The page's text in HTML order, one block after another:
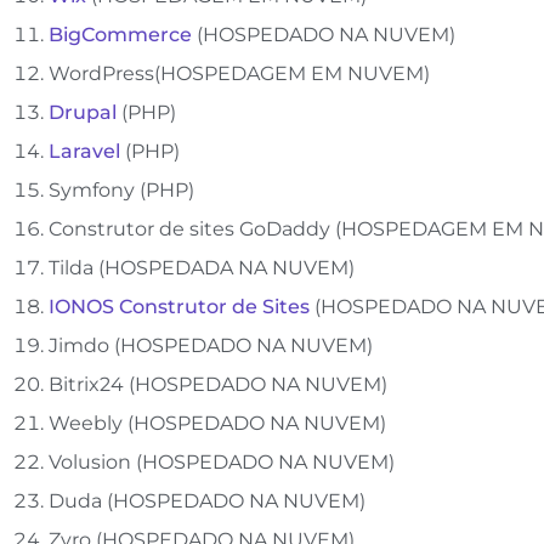
BigCommerce (HOSPEDADO NA NUVEM)
WordPress(HOSPEDAGEM EM NUVEM)
Drupal (PHP)
Laravel (PHP)
Symfony (PHP)
Construtor de sites GoDaddy (HOSPEDAGEM EM
Tilda (HOSPEDADA NA NUVEM)
IONOS Construtor de Sites (HOSPEDADO NA
Jimdo (HOSPEDADO NA NUVEM)
Bitrix24 (HOSPEDADO NA NUVEM)
Weebly (HOSPEDADO NA NUVEM)
Volusion (HOSPEDADO NA NUVEM)
Duda (HOSPEDADO NA NUVEM)